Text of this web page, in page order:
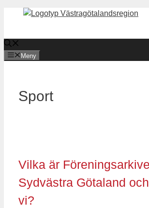
Hoppa
Meny
Sport
Vilka är
Sydvästra Götaland
vi?